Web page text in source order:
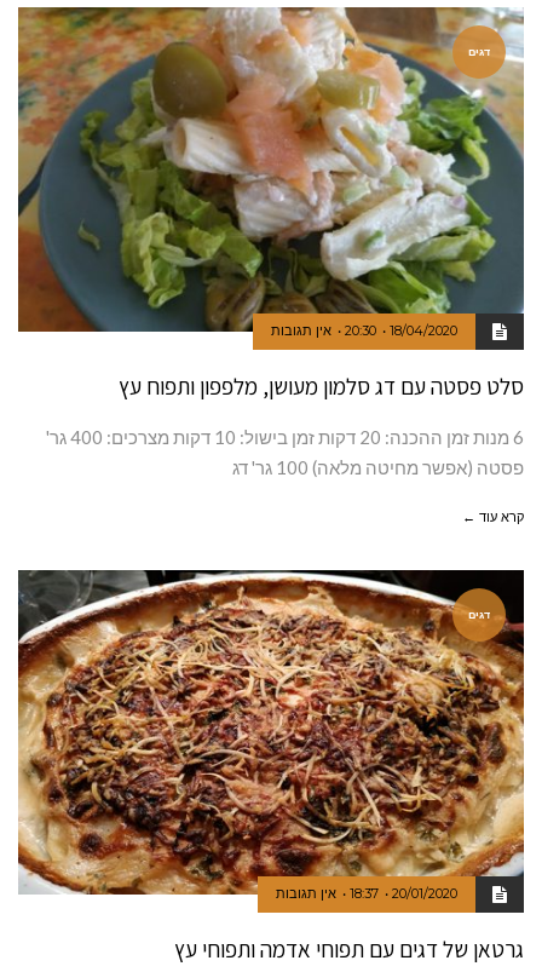
דגים
18/04/2020
20:30 אין תגובות
סלט פסטה עם דג סלמון מעושן, מלפפון ותפוח עץ
6 מנות זמן ההכנה: 20 דקות זמן בישול: 10 דקות מצרכים: 400 גר'
פסטה (אפשר מחיטה מלאה) 100 גר' דג
קרא עוד ←
דגים
20/01/2020
18:37 אין תגובות
גרטאן של דגים עם תפוחי אדמה ותפוחי עץ